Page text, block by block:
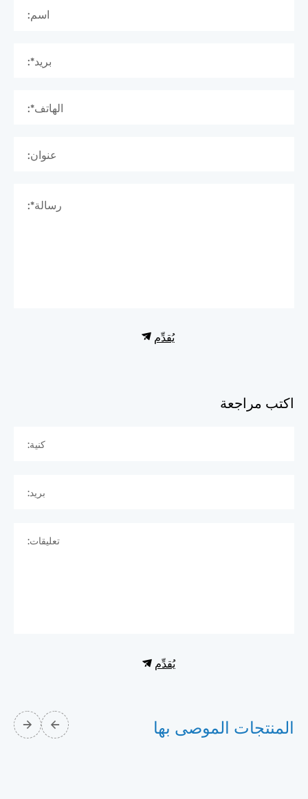
اسم:
بريد*:
الهاتف*:
عنوان:
رسالة*:
يُقدِّم
اكتب مراجعة
كنية:
بريد:
تعليقات:
يُقدِّم
المنتجات الموصى بها